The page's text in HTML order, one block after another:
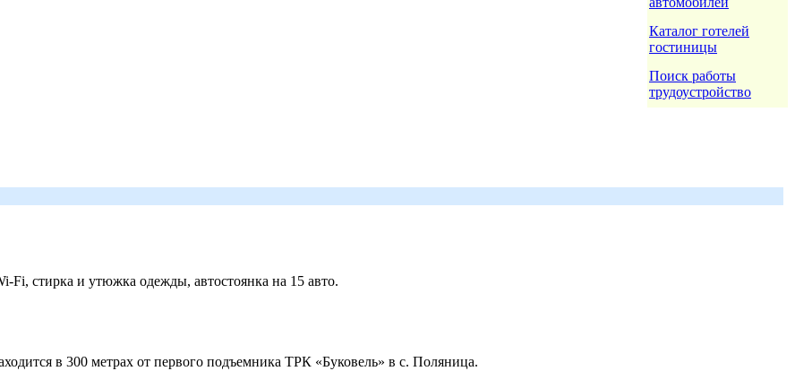
Каталог готелей
гостиницы
Поиск работы
трудоустройство
Fi, стирка и утюжка одежды, автостоянка на 15 авто.
в 300 метрах от первого подъемника ТРК «Буковель» в с. Поляница.